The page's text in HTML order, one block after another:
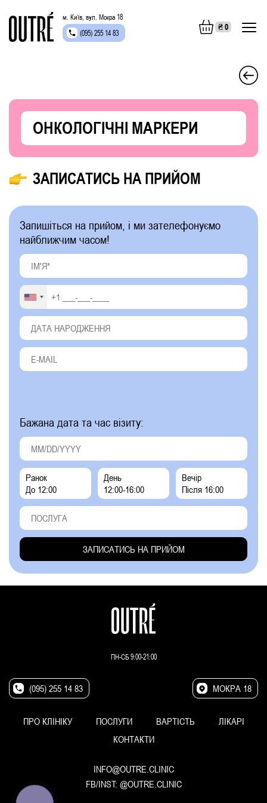
м. Київ, вул. Мокра 18
(095) 255 14 83
₴0
ОНКОЛОГІЧНІ МАРКЕРИ
ЗАПИСАТИСЬ НА ПРИЙОМ
Запишіться на прийом, і ми зателефонуємо
найближчим часом!
Бажана дата та час візиту:
Ранок
До 12:00
День
12:00-16:00
Вечір
Після 16:00
ПН-СБ 9:00-21:00
(095) 255 14 83 МОКРА 18
ПРО КЛІНІКУ ПОСЛУГИ ВАРТІСТЬ
ЛІКАРІ
КОНТАКТИ
INFO@OUTRE.CLINIC
FB/INST: @OUTRE.CLINIC